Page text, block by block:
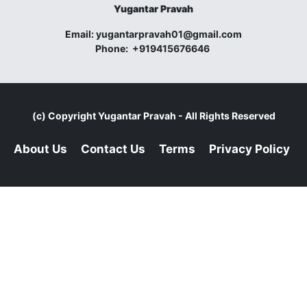
Yugantar Pravah
Email:yugantarpravah01@gmail.com
Phone: +919415676646
(c) CopyrightYugantar Pravah - All Rights Reserved
About Us Contact Us Terms Privacy Policy